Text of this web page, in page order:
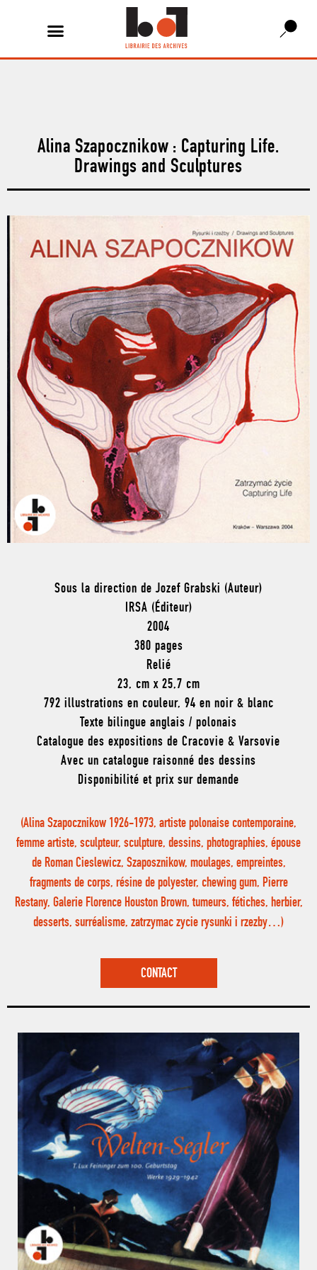
Alina Szapocznikow : Capturing Life.
Drawings and Sculptures
Sous la direction de Jozef Grabski (Auteur)
IRSA (Éditeur)
2004
380 pages
Relié
23, cm x 25,7 cm
792 illustrations en couleur, 94 en noir & blanc
Texte bilingue anglais / polonais
Catalogue des expositions de Cracovie & Varsovie
Avec un catalogue raisonné des dessins
Disponibilité et prix sur demande
(Alina Szapocznikow 1926-1973, artiste polonaise contemporaine,
femme artiste, sculpteur, sculpture, dessins, photographies, épouse
de Roman Cieslewicz, Szaposznikow, moulages, empreintes,
fragments de corps, résine de polyester, chewing gum, Pierre
Restany, Galerie Florence Houston Brown, tumeurs, fétiches, herbier,
desserts, surréalisme, zatrzymac zycie rysunki i rzezby…)
CONTACT